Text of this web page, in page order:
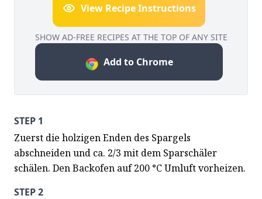
View Recipe Instructions
SHOW AD-FREE RECIPES AT THE TOP OF ANY SITE
Add to Chrome
STEP 1
Zuerst die holzigen Enden des Spargels
abschneiden und ca. 2/3 mit dem Sparschäler
schälen. Den Backofen auf 200 °C Umluft vorheizen.
STEP 2